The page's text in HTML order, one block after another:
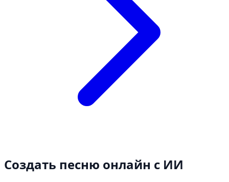
Создать песню онлайн с ИИ